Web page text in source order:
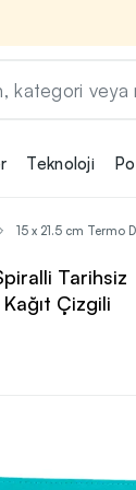
2
baskı
teklif
Teknoloji
15 x 21.5 cm Termo
Tarihsiz
Çizgili